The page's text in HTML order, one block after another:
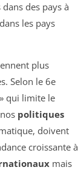
des pays à
les pays
plus
Selon le 6e
qui limite le
politiques
doivent
croissante à
mais